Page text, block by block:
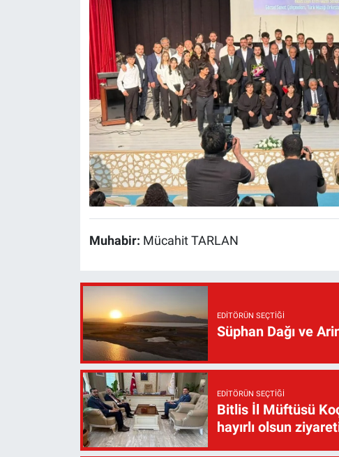
Muhabir: Mücahit TARLAN
EDITÖRÜN SEÇTIĞI
Süphan Dağı ve
EDITÖRÜN SEÇTIĞI
Bitlis İl Müftüsü
hayırlı olsun